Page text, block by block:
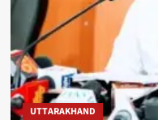
UTTARAKHAND